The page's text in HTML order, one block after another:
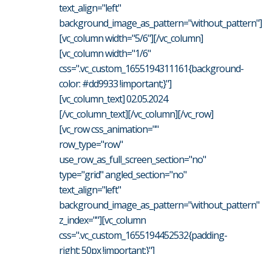
text_align="left"
background_image_as_pattern="without_pattern"]
[vc_column width="5/6"][/vc_column]
[vc_column width="1/6"
css=".vc_custom_1655194311161{background-
color: #dd9933 !important;}"]
[vc_column_text] 02.05.2024
[/vc_column_text][/vc_column][/vc_row]
[vc_row css_animation=""
row_type="row"
use_row_as_full_screen_section="no"
type="grid" angled_section="no"
text_align="left"
background_image_as_pattern="without_pattern"
z_index=""][vc_column
css=".vc_custom_1655194452532{padding-
right: 50px !important;}"]